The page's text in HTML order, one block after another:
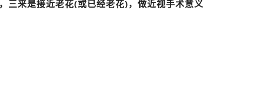
三来是接近老花(或已经老花)，做近视手术意义